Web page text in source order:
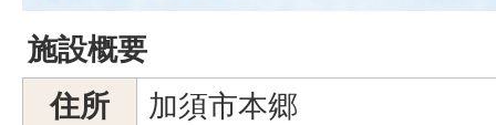
施設概要
住所
加須市本郷